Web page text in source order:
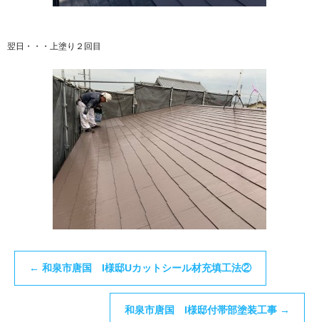
翌日・・・上塗り２回目
← 和泉市唐国 I様邸Uカットシール材充填工法②
和泉市唐国 I様邸付帯部塗装工事 →